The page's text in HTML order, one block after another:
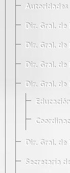
Autoridades
Dir. Gral. de
Dir. Gral. de
Dir. Gral. de
Dir. Gral. de
Dir. Gral. de
Secretaría